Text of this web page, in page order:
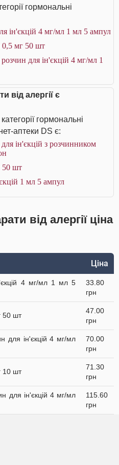
гормональні
ін'єкцій 4 мг/мл 1 мл 5 ампул
0,5 мг 50 шт
для ін'єкцій 4 мг/мл 1
від алергії є
гормональні
аптеки DS є:
ін'єкцій з розчинником
50 шт
1 мл 5 ампул
від алергії ціна
Ціна
4 мг/мл 1 мл 5
33.80
грн
50 шт
47.00
грн
для ін'єкцій 4 мг/мл
70.00
грн
10 шт
71.30
грн
для ін'єкцій 4 мг/мл
115.60
грн